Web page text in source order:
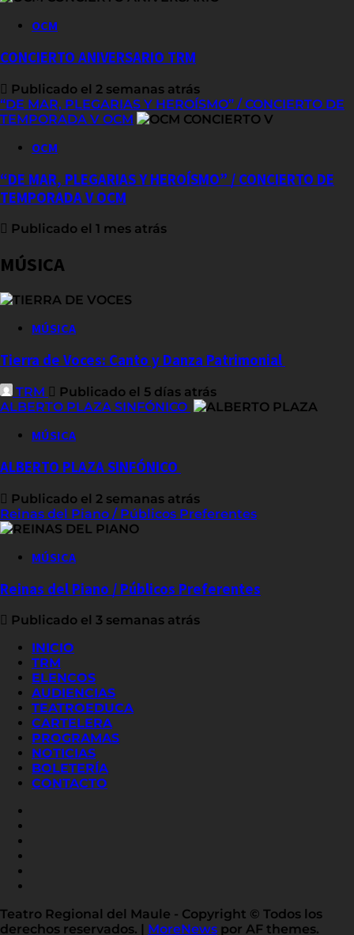
OCM
CONCIERTO ANIVERSARIO TRM
Publicado el 2 semanas atrás
“DE MAR, PLEGARIAS Y HEROÍSMO” / CONCIERTO DE
TEMPORADA V OCM
OCM
“DE MAR, PLEGARIAS Y HEROÍSMO” / CONCIERTO DE
TEMPORADA V OCM
Publicado el 1 mes atrás
MÚSICA
MÚSICA
Tierra de Voces: Canto y Danza Patrimonial
TRM
Publicado el 5 días atrás
ALBERTO PLAZA SINFÓNICO
MÚSICA
ALBERTO PLAZA SINFÓNICO
Publicado el 2 semanas atrás
Reinas del Piano / Públicos Preferentes
MÚSICA
Reinas del Piano / Públicos Preferentes
Publicado el 3 semanas atrás
INICIO
TRM
ELENCOS
AUDIENCIAS
TEATROEDUCA
CARTELERA
PROGRAMAS
NOTICIAS
BOLETERÍA
CONTACTO
Teatro Regional del Maule - Copyright © Todos los
derechos reservados.
MoreNews por AF themes.